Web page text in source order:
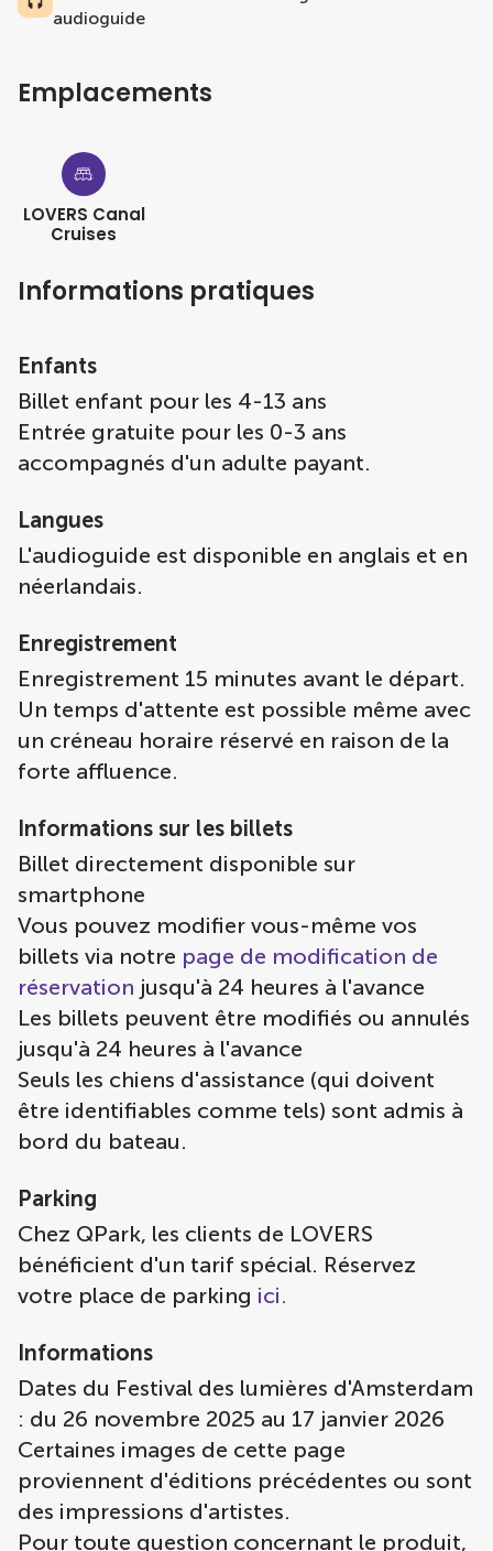
audioguide
Emplacements
LOVERS Canal
Cruises
Informations pratiques
Enfants
Billet enfant pour les 4-13 ans
Entrée gratuite pour les 0-3 ans
accompagnés d'un adulte payant.
Langues
L'audioguide est disponible en anglais et en
néerlandais.
Enregistrement
Enregistrement 15 minutes avant le départ.
Un temps d'attente est possible même avec
un créneau horaire réservé en raison de la
forte affluence.
Informations sur les billets
Billet directement disponible sur
smartphone
Vous pouvez modifier vous-même vos
billets via notre page de modification de
réservation jusqu'à 24 heures à l'avance
Les billets peuvent être modifiés ou annulés
jusqu'à 24 heures à l'avance
Seuls les chiens d'assistance (qui doivent
être identifiables comme tels) sont admis à
bord du bateau.
Parking
Chez QPark, les clients de LOVERS
bénéficient d'un tarif spécial. Réservez
votre place de parking ici.
Informations
Dates du Festival des lumières d'Amsterdam
: du 26 novembre 2025 au 17 janvier 2026
Certaines images de cette page
proviennent d'éditions précédentes ou sont
des impressions d'artistes.
Pour toute question concernant le produit,